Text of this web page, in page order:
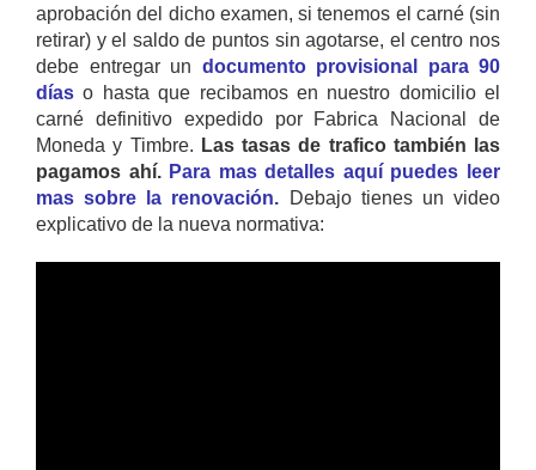
aprobación del dicho examen, si tenemos el carné (sin
retirar) y el saldo de puntos sin agotarse, el centro nos
debe entregar un documento provisional para 90
días o hasta que recibamos en nuestro domicilio el
carné definitivo expedido por Fabrica Nacional de
Moneda y Timbre. Las tasas de trafico también las
pagamos ahí. Para mas detalles aquí puedes leer
mas sobre la renovación. Debajo tienes un video
explicativo de la nueva normativa: